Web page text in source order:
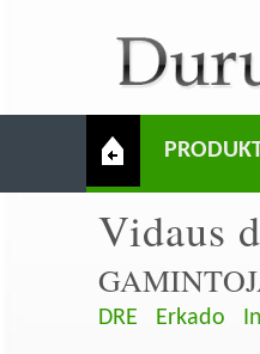
Vidaus
DRE Erkado